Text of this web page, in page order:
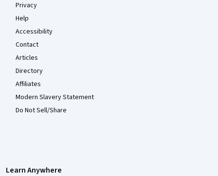
Privacy
Help
Accessibility
Contact
Articles
Directory
Affiliates
Modern Slavery Statement
Do Not Sell/Share
Learn Anywhere